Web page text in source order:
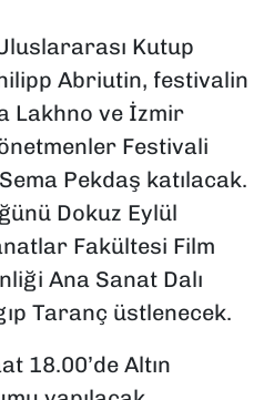
Kutup
Abriutin, festivalin
Lakhno ve İzmir
Festivali
Pekdaş katılacak.
Dokuz Eylül
Fakültesi Film
Ana Sanat Dalı
Taranç üstlenecek.
18.00’de Altın